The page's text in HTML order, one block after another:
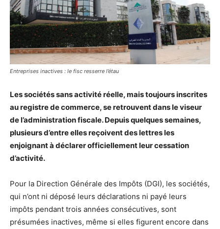
Entreprises inactives : le fisc resserre l’étau
Les sociétés sans activité réelle, mais toujours inscrites
au registre de commerce, se retrouvent dans le viseur
de l’administration fiscale. Depuis quelques semaines,
plusieurs d’entre elles reçoivent des lettres les
enjoignant à déclarer officiellement leur cessation
d’activité.
Pour la Direction Générale des Impôts (DGI), les sociétés,
qui n’ont ni déposé leurs déclarations ni payé leurs
impôts pendant trois années consécutives, sont
présumées inactives, même si elles figurent encore dans